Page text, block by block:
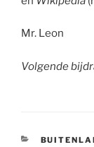
Mr. Leon
Volgende